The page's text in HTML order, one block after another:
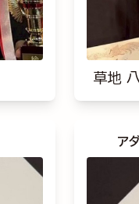
草地
ア